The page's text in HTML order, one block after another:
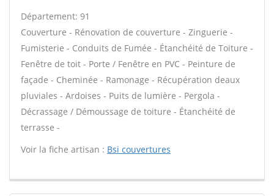
Département: 91
Couverture - Rénovation de couverture - Zinguerie -
Fumisterie - Conduits de Fumée - Étanchéité de Toiture -
Fenêtre de toit - Porte / Fenêtre en PVC - Peinture de
façade - Cheminée - Ramonage - Récupération deaux
pluviales - Ardoises - Puits de lumière - Pergola -
Décrassage / Démoussage de toiture - Étanchéité de
terrasse -
Voir la fiche artisan : Bsi couvertures